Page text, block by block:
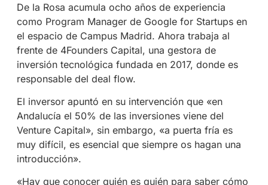
De la Rosa acumula ocho años de experiencia
como Program Manager de Google for Startups en
el espacio de Campus Madrid. Ahora trabaja al
frente de 4Founders Capital, una gestora de
inversión tecnológica fundada en 2017, donde es
responsable del deal flow.
El inversor apuntó en su intervención que «en
Andalucía el 50% de las inversiones viene del
Venture Capital», sin embargo, «a puerta fría es
muy difícil, es esencial que siempre os hagan una
introducción».
«Hay que conocer quién es quién para saber cómo